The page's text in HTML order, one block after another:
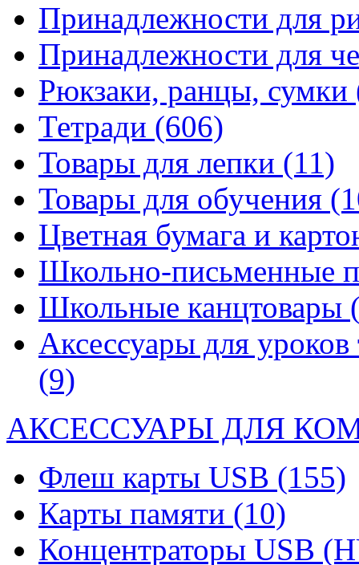
Принадлежности для
Принадлежности для
Рюкзаки, ранцы, сумки
Тетради (606)
Товары для лепки (11)
Товары для обучения
Цветная бумага и
Школьно-письменные
Школьные канцтовары
Аксессуары для уроков
(9)
АКСЕССУАРЫ ДЛЯ
Флеш карты USB (155)
Карты памяти (10)
Концентраторы USB